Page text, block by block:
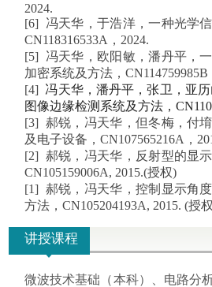
2024.
[6] 冯天华，于浩洋，一种光学
CN118316533A，2024.
[5] 冯天华，欧阳敏，潘丹平，
加密系统及方法，CN114759985B
[4] 冯天华，潘丹平，张卫，亚
图像边缘检测系统及方法，
[3] 郝锐，冯天华，但冬梅，付
及电子设备，CN107565216A，
[2] 郝锐，冯天华，反射型的显
CN105159006A, 2015.(授权)
[1] 郝锐，冯天华，控制显示角
方法，CN105204193A, 2015. (授
讲授课程
微波技术基础（本科）、电路分